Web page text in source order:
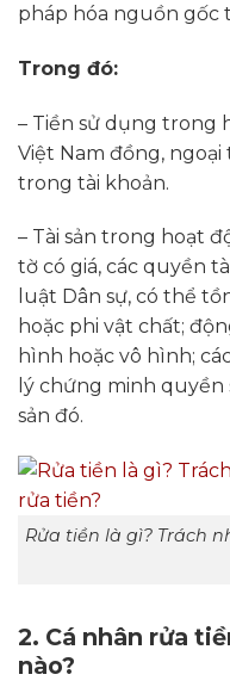
pháp hóa nguồn gốc
Trong đó:
– Tiền sử dụng trong
Việt Nam đồng,
trong tài khoản.
– Tài sản trong hoạt
tờ có giá, các quyền
luật Dân sự, có thể
hoặc phi vật chất;
hình hoặc vô hình;
lý chứng minh quyền
sản đó.
Rửa tiền là gì? Trách
2. Cá nhân rửa
nào?